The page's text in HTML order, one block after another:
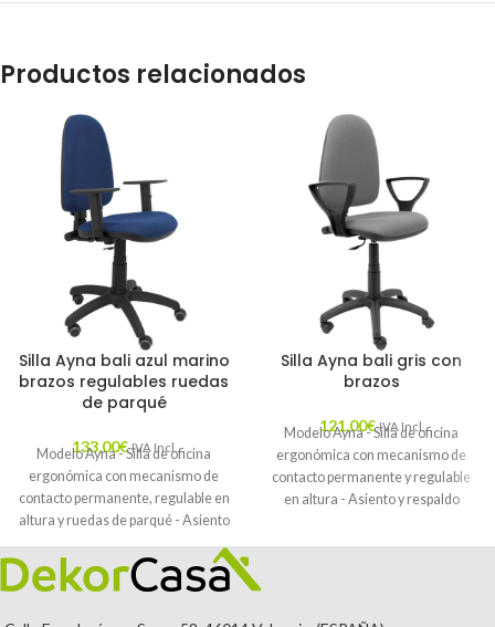
Productos relacionados
Silla Ayna bali azul marino
brazos regulables ruedas
de parqué
133,00€ IVA Incl.
Modelo Ayna - Silla de oficina
ergonómica con mecanismo de
contacto permanente, regulable en
altura y ruedas de parqué - Asiento
y respaldo tapizados en tejido BALI
color azul marino (BRAZOS
REGULABLES EN ALTURA)
Silla Ayna bali gris con
brazos
121,00€ IVA Incl.
Modelo Ayna - Silla de oficina
ergonómica con mecanismo de
contacto permanente y regulable
en altura - Asiento y respaldo